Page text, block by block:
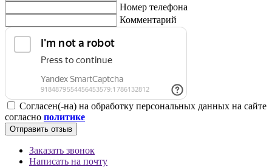
Номер телефона
Комментарий
Согласен(-на) на обработку персональных данных на сайте
согласно политике
Отправить отзыв
Заказать звонок
Написать на почту